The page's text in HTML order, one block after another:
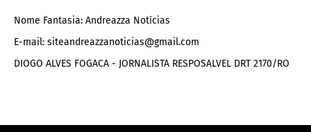
Nome Fantasia: Andreazza Notícias
E-mail: siteandreazzanoticias@gmail.com
DIOGO ALVES FOGACA - JORNALISTA RESPOSALVEL DRT 2170/RO